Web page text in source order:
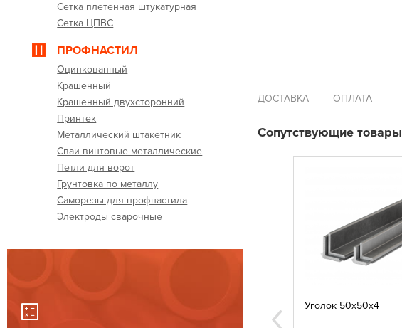
Сетка плетенная штукатурная
Сетка ЦПВС
ПРОФНАСТИЛ
Оцинкованный
Крашенный
Крашенный двухсторонний
Принтек
Металлический штакетник
Сваи винтовые металлические
Петли для ворот
Грунтовка по металлу
Саморезы для профнастила
Электроды сварочные
ДОСТАВКА ОПЛАТА
Сопутствующие товары
5,5х19 Уголок 50х50х4